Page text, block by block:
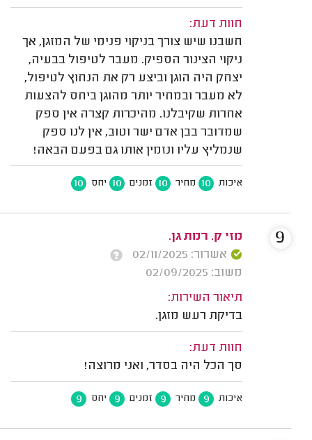
חוות דעת:
חשבנו שיש צורך בניקוי פנימי של המזגן, אך
ניקוי הצינור הספיק. מעבר לטיפול בבעיה,
יצחק היה הוגן וביצע רק את הנחוץ לטיפול,
לא מעבר ובמחיר יותר מהוגן ביחס להצעות
אחרות שקיבלנו. מהיכרות קצרה אין ספק
שמדובר בבן אדם ישר וטוב, אין לנו ספק
שנמליץ עליו ונזמין אותו גם בפעם הבאה!
איכות 10 מחיר 10 זמנים 10 יחס 10
מזי ק. רמת גן.
אשרור: 02/11/2025
משוב: 02/09/2025
תיאור השירות:
בדיקת רעש מזגן.
חוות דעת:
סך הכל היה בסדר, ואני מרוצה!
איכות 9 מחיר 9 זמנים 9 יחס 9
9